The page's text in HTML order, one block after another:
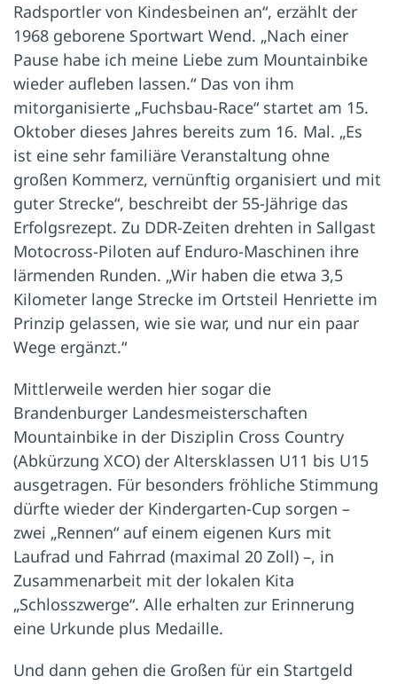
Radsportler von Kindesbeinen an“, erzählt der
1968 geborene Sportwart Wend. „Nach einer
Pause habe ich meine Liebe zum Mountainbike
wieder aufleben lassen.“ Das von ihm
mitorganisierte „Fuchsbau-Race“ startet am 15.
Oktober dieses Jahres bereits zum 16. Mal. „Es
ist eine sehr familiäre Veranstaltung ohne
großen Kommerz, vernünftig organisiert und mit
guter Strecke“, beschreibt der 55-Jährige das
Erfolgsrezept. Zu DDR-Zeiten drehten in Sallgast
Motocross-Piloten auf Enduro-Maschinen ihre
lärmenden Runden. „Wir haben die etwa 3,5
Kilometer lange Strecke im Ortsteil Henriette im
Prinzip gelassen, wie sie war, und nur ein paar
Wege ergänzt.“
Mittlerweile werden hier sogar die
Brandenburger Landesmeisterschaften
Mountainbike in der Disziplin Cross Country
(Abkürzung XCO) der Altersklassen U11 bis U15
ausgetragen. Für besonders fröhliche Stimmung
dürfte wieder der Kindergarten-Cup sorgen –
zwei „Rennen“ auf einem eigenen Kurs mit
Laufrad und Fahrrad (maximal 20 Zoll) –, in
Zusammenarbeit mit der lokalen Kita
„Schlosszwerge“. Alle erhalten zur Erinnerung
eine Urkunde plus Medaille.
Und dann gehen die Großen für ein Startgeld